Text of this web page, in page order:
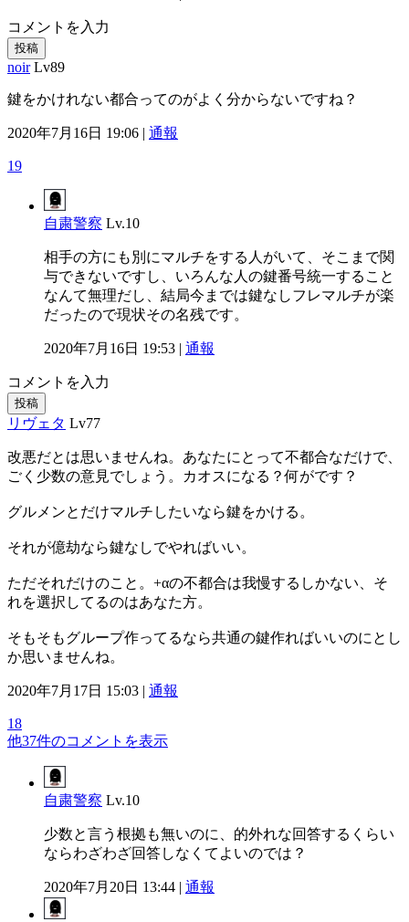
コメントを入力
投稿
noir Lv89
鍵をかけれない都合ってのがよく分からないですね？
2020年7月16日 19:06 | 通報
19
自粛警察 Lv.10
相手の方にも別にマルチをする人がいて、そこまで関
与できないですし、いろんな人の鍵番号統一すること
なんて無理だし、結局今までは鍵なしフレマルチが楽
だったので現状その名残です。
2020年7月16日 19:53 | 通報
コメントを入力
投稿
リヴェタ Lv77
改悪だとは思いませんね。あなたにとって不都合なだけで、
ごく少数の意見でしょう。カオスになる？何がです？
グルメンとだけマルチしたいなら鍵をかける。
それが億劫なら鍵なしでやればいい。
ただそれだけのこと。+αの不都合は我慢するしかない、そ
れを選択してるのはあなた方。
そもそもグループ作ってるなら共通の鍵作ればいいのにとし
か思いませんね。
2020年7月17日 15:03 | 通報
18
他37件のコメントを表示
自粛警察 Lv.10
少数と言う根拠も無いのに、的外れな回答するくらい
ならわざわざ回答しなくてよいのでは？
2020年7月20日 13:44 | 通報